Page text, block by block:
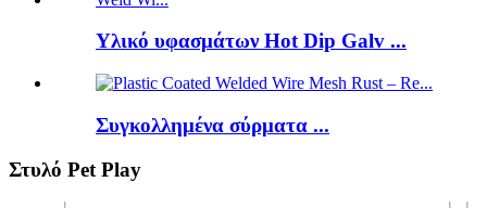
Υλικό υφασμάτων Hot Dip Galv ...
Συγκολλημένα σύρματα ...
Στυλό Pet Play